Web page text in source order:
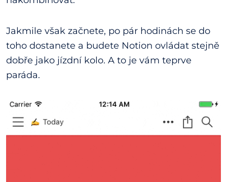
Jakmile však začnete, po pár hodinách se do
toho dostanete a budete Notion ovládat stejně
dobře jako jízdní kolo. A to je vám teprve
paráda.